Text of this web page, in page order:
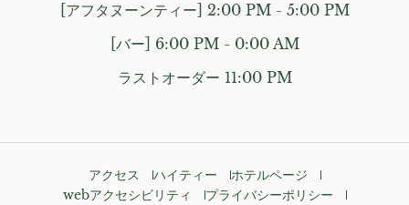
[アフタヌーンティー] 2:00 PM - 5:00 PM
[バー] 6:00 PM - 0:00 AM
ラストオーダー 11:00 PM
アクセス ハイティー
ホテルページ
webアクセシビリティ
プライバシーポリシー